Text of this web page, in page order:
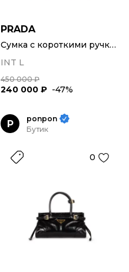
PRADA
Сумка с короткими ручками
INT L
450 000 ₽
240 000 ₽ -47%
P
ponpon
Бутик
0